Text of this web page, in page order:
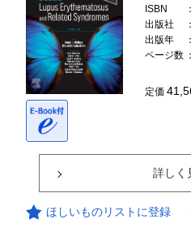
ISBN
出版社
出版年
ページ数
定価
詳しく
ほしいものリストに登録